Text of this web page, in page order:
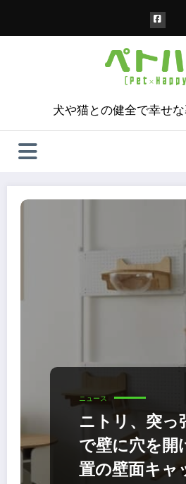
犬や猫との健全で幸せ
ニュース
ニトリ、突っ
で壁に穴を開
置の壁面キャ